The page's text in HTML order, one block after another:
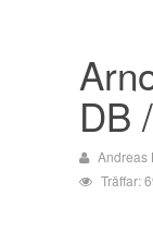
DB
Andreas
Träffar: